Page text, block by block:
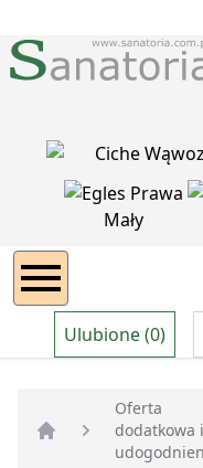
Ulubione (0)
Strona główna
Oferta
dodatkowa i